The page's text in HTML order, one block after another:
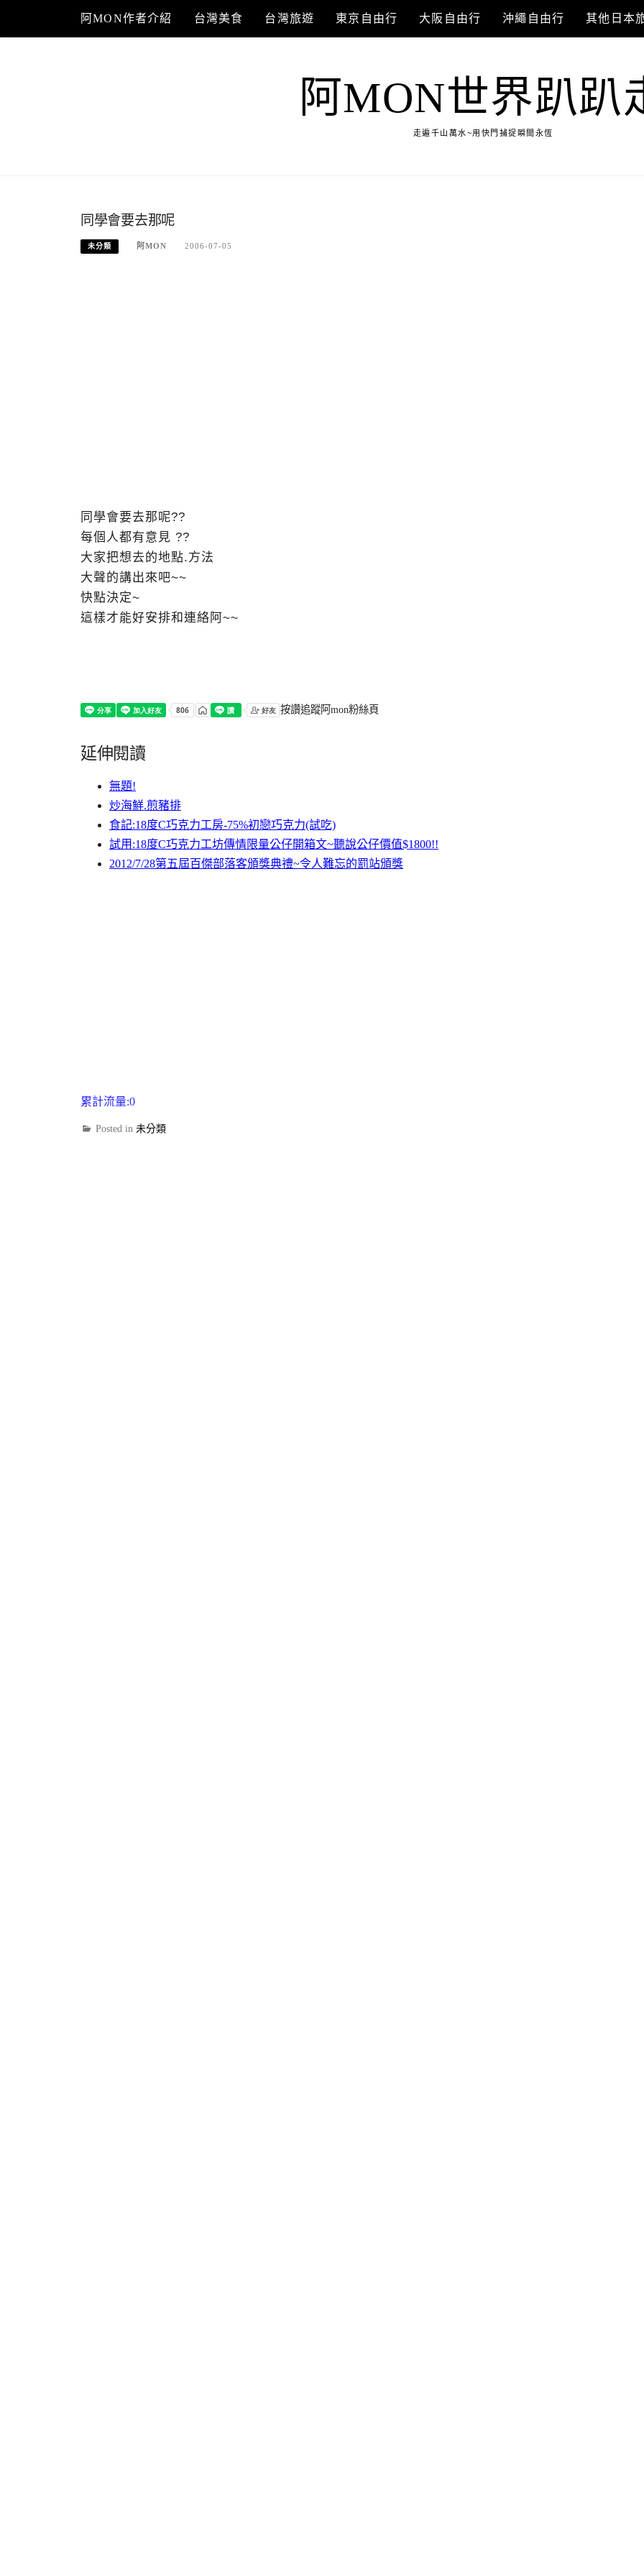
content
阿MON作者介紹 台灣美食 台灣旅遊 東京自由行 大阪自由行 沖繩自由行 其他日本
阿MON世界趴趴
走遍千山萬水~用快門捕捉瞬間永恆
同學會要去那呢
未分類 阿MON 2006-07-05
同學會要去那呢??
每個人都有意見 ??
大家把想去的地點.方法
大聲的講出來吧~~
快點決定~
這樣才能好安排和連絡阿~~
按讚追蹤阿mon粉絲頁
延伸閱讀
無題!
炒海鮮.煎豬排
食記:18度C巧克力工房-75%初戀巧克力(試吃)
試用:18度C巧克力工坊傳情限量公仔開箱文~聽說公仔價值$1800!!
2012/7/28第五屆百傑部落客頒獎典禮~令人難忘的罰站頒獎
累計流量:0
Posted in 未分類